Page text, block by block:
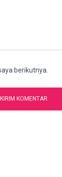
berikutnya.